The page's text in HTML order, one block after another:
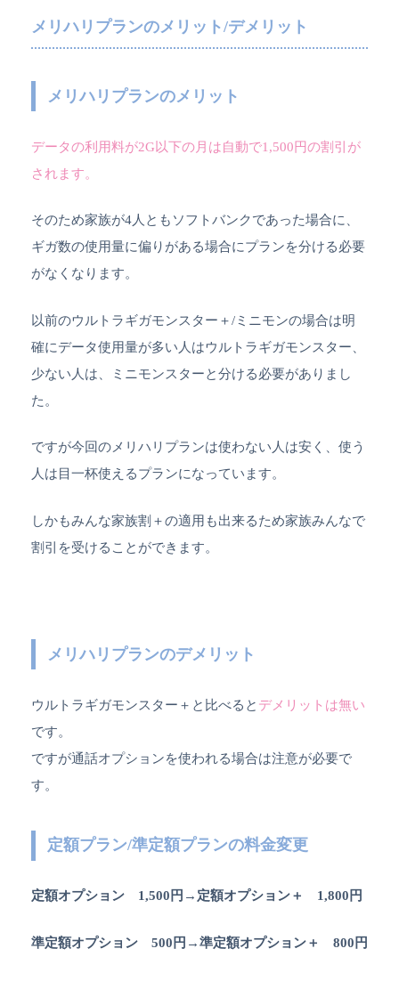
メリハリプランのメリット/デメリット
メリハリプランのメリット
データの利用料が2G以下の月は自動で1,500円の割引が
されます。
そのため家族が4人ともソフトバンクであった場合に、
ギガ数の使用量に偏りがある場合にプランを分ける必要
がなくなります。
以前のウルトラギガモンスター＋/ミニモンの場合は明
確にデータ使用量が多い人はウルトラギガモンスター、
少ない人は、ミニモンスターと分ける必要がありまし
た。
ですが今回のメリハリプランは使わない人は安く、使う
人は目一杯使えるプランになっています。
しかもみんな家族割＋の適用も出来るため家族みんなで
割引を受けることができます。
メリハリプランのデメリット
ウルトラギガモンスター＋と比べると デメリットは無い
です。
ですが通話オプションを使われる場合は注意が必要で
す。
定額プラン/準定額プランの料金変更
定額オプション 1,500円→定額オプション＋ 1,800円
準定額オプション 500円→準定額オプション＋ 800円